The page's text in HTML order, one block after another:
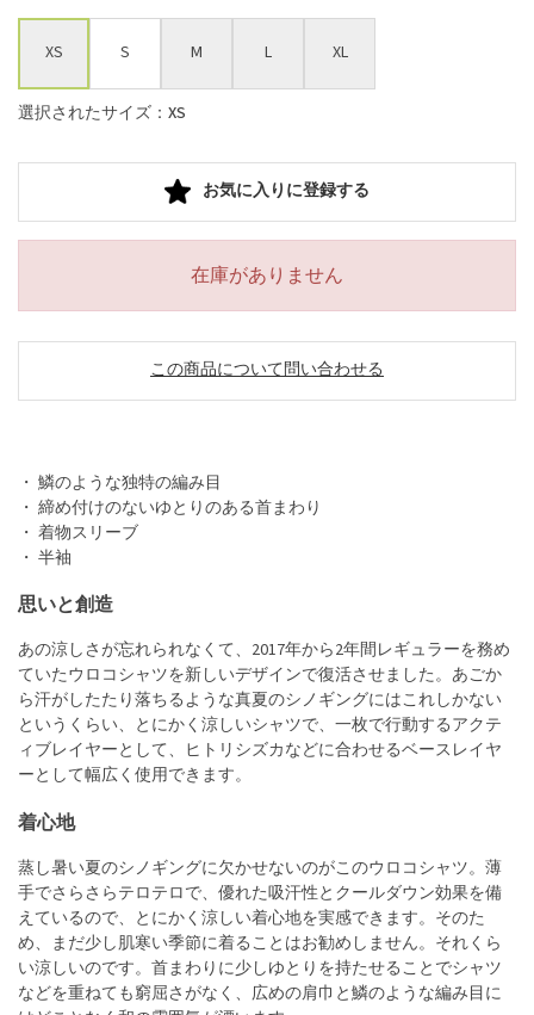
XS S M L XL
選択されたサイズ：XS
お気に入りに登録する
在庫がありません
この商品について問い合わせる
・ 鱗のような独特の編み目
・ 締め付けのないゆとりのある首まわり
・ 着物スリーブ
・ 半袖
思いと創造
あの涼しさが忘れられなくて、2017年から2年間レギュラーを務め
ていたウロコシャツを新しいデザインで復活させました。あごか
ら汗がしたたり落ちるような真夏のシノギングにはこれしかない
というくらい、とにかく涼しいシャツで、一枚で行動するアクテ
ィブレイヤーとして、ヒトリシズカなどに合わせるベースレイヤ
ーとして幅広く使用できます。
着心地
蒸し暑い夏のシノギングに欠かせないのがこのウロコシャツ。薄
手でさらさらテロテロで、優れた吸汗性とクールダウン効果を備
えているので、とにかく涼しい着心地を実感できます。そのた
め、まだ少し肌寒い季節に着ることはお勧めしません。それくら
い涼しいのです。首まわりに少しゆとりを持たせることでシャツ
などを重ねても窮屈さがなく、広めの肩巾と鱗のような編み目に